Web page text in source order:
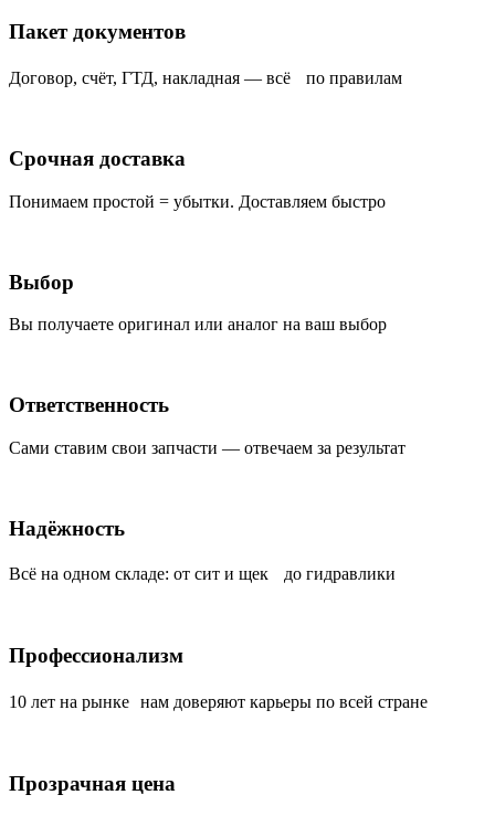
Пакет документов
Договор, счёт, ГТД, накладная — всё по правилам
Срочная доставка
Понимаем простой = убытки. Доставляем быстро
Выбор
Вы получаете оригинал или аналог на ваш выбор
Ответственность
Сами ставим свои запчасти — отвечаем за результат
Надёжность
Всё на одном складе: от сит и щек до гидравлики
Профессионализм
10 лет на рынке нам доверяют карьеры по всей стране
Прозрачная цена